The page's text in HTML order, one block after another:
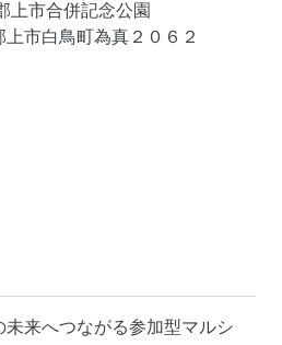
上市合併記念公園
上市白鳥町為真２０６２
未来へつながる参加型マルシ